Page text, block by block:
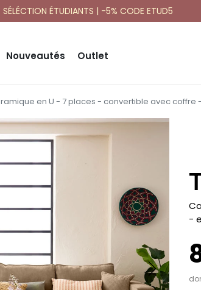
SÉLÉCTION ÉTUDIANTS | -5% CODE ETUD5
Nouveautés Outlet
en U - 7 places - convertible avec coffre
-